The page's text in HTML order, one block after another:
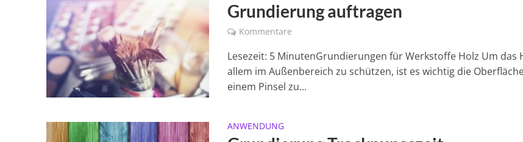
Grundierung auftragen
Kommentare
Lesezeit: 5 MinutenGrundierungen für Werkstoffe Holz Um das
allem im Außenbereich zu schützen, ist es wichtig die
einem Pinsel zu...
ANWENDUNG